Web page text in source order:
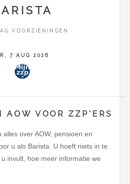
VOORZIENINGEN
7 AUG 2026
AOW VOOR ZZP'ERS
over AOW, pensioen en
u als Barista. U hoeft niets in te
invult, hoe meer informatie we